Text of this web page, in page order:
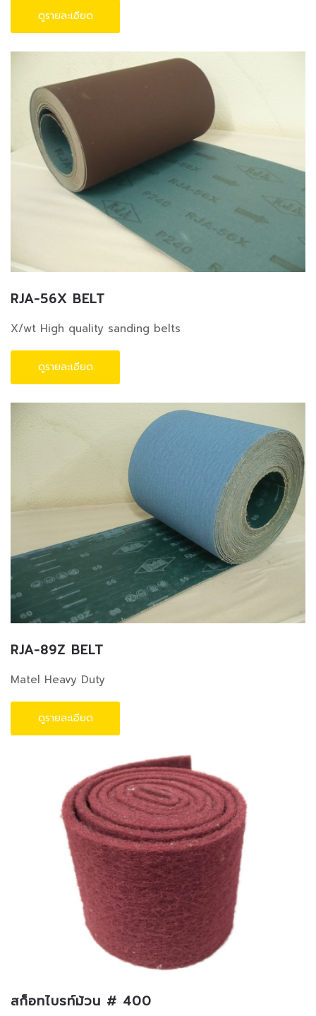
ดูรายละเอียด
RJA-56X BELT
X/wt High quality sanding belts
ดูรายละเอียด
RJA-89Z BELT
Matel Heavy Duty
ดูรายละเอียด
สก็อทไบรท์ม้วน # 400